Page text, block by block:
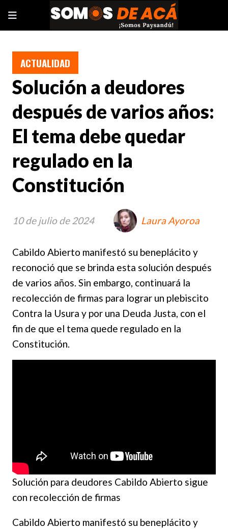
Solución a deudores
después de varios años:
El tema debe quedar
regulado en la
Constitución
Cabildo Abierto manifestó su beneplácito y
reconoció que se brinda esta solución después
de varios años. Sin embargo, continuará la
recolección de firmas para lograr un plebiscito
Contra la Usura y por una Deuda Justa, con el
fin de que el tema quede regulado en la
Constitución.
ACTUALIDAD
10 de julio de 2024 Laura Ayoroa
Solución para deudores Cabildo Abierto sigue
con recolección de firmas
Cabildo Abierto manifestó su beneplácito y